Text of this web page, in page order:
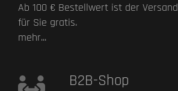
Ab 100 € Bestellwert ist der Versand
für Sie gratis.
mehr...
B2B-Shop